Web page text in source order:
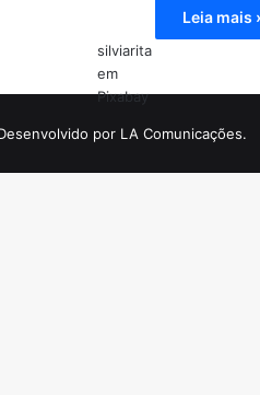
silviarita
em
Pixabay
Leia mais
por LA Comunicações.